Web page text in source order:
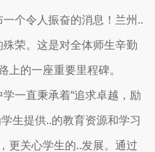
个令人振奋的消息！兰州..
荣。这是对全体师生辛勤
上的一座重要里程碑。
一直秉承着“追求卓越，励
生提供..的教育资源和学习
更关心学生的..发展。通过